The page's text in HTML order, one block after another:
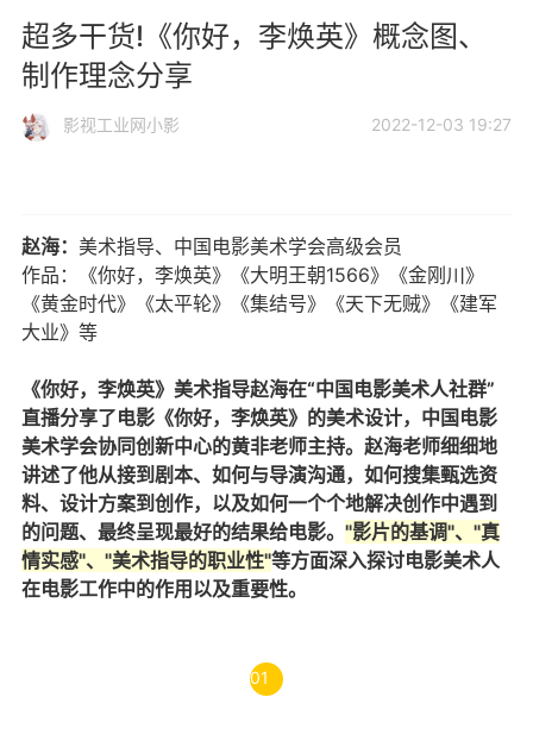
超多干货!《你好，李焕英》概念图、
制作理念分享
影视工业网小影 2022-12-03 19:27
赵海： 美术指导、中国电影美术学会高级会员
作品：《你好，李焕英》《大明王朝1566》《金刚川》
《黄金时代》《太平轮》《集结号》《天下无贼》《建军
大业》等
《你好，李焕英》美术指导赵海在“中国电影美术人社群”
直播分享了电影《你好，李焕英》的美术设计，中国电影
美术学会协同创新中心的黄非老师主持。赵海老师细细地
讲述了他从接到剧本、如何与导演沟通，如何搜集甄选资
料、设计方案到创作，以及如何一个个地解决创作中遇到
的问题、最终呈现最好的结果给电影。 "影片的基调"、"真
情实感"、"美术指导的职业性"等方面深入探讨电影美术人
在电影工作中的作用以及重要性。
01